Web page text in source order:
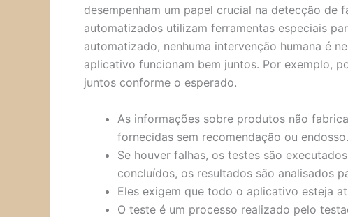
desempenham um papel crucial na detecção de
automatizados utilizam ferramentas especiais
automatizado, nenhuma intervenção humana é
aplicativo funcionam bem juntos. Por exemplo,
juntos conforme o esperado.
As informações sobre produtos não
fornecidas sem recomendação ou endosso.
Se houver falhas, os testes são
concluídos, os resultados são analisados
Eles exigem que todo o aplicativo esteja
O teste é um processo realizado pelo